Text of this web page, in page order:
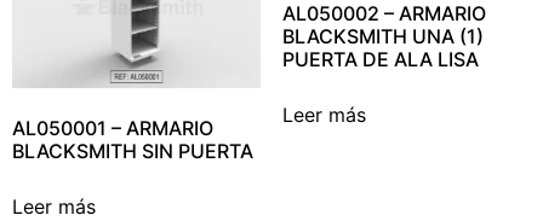
AL050001 – ARMARIO
BLACKSMITH SIN PUERTA
Leer más
AL050002 – ARMARIO
BLACKSMITH UNA (1)
PUERTA DE ALA LISA
Leer más